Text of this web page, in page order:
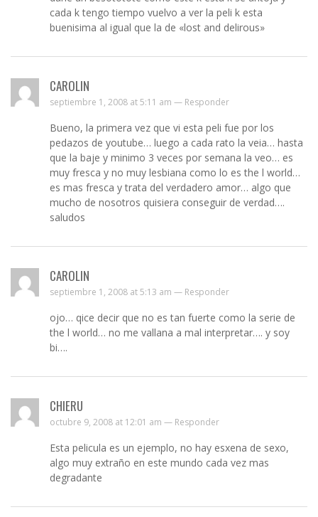
cada k tengo tiempo vuelvo a ver la peli k esta
buenisima al igual que la de «lost and delirous»
CAROLIN
septiembre 1, 2008 at 5:11 am — Responder
Bueno, la primera vez que vi esta peli fue por los
pedazos de youtube… luego a cada rato la veia… hasta
que la baje y minimo 3 veces por semana la veo… es
muy fresca y no muy lesbiana como lo es the l world…
es mas fresca y trata del verdadero amor… algo que
mucho de nosotros quisiera conseguir de verdad….
saludos
CAROLIN
septiembre 1, 2008 at 5:13 am — Responder
ojo… qice decir que no es tan fuerte como la serie de
the l world… no me vallana a mal interpretar…. y soy
bi….
CHIERU
octubre 9, 2008 at 12:01 am — Responder
Esta pelicula es un ejemplo, no hay esxena de sexo,
algo muy extraño en este mundo cada vez mas
degradante